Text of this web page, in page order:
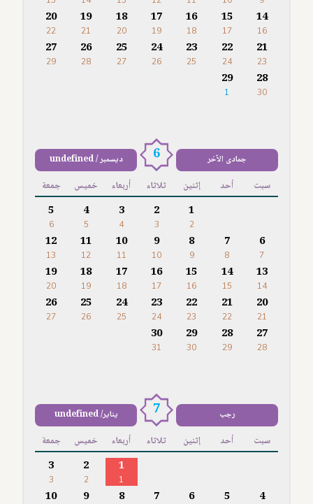
14
16
15
17
16
18
17
19
18
20
19
21
20
22
21
23
22
24
23
25
24
26
25
27
26
28
27
29
28
30
29
1
جمادى الآخر 6 ديسمبر / undefined
سبت أحد إثنين ثلاثاء أربعاء خميس جمعة
1
2
2
3
3
4
4
5
5
6
6
7
7
8
8
9
9
10
10
11
11
12
12
13
13
14
14
15
15
16
16
17
17
18
18
19
19
20
20
21
21
22
22
23
23
24
24
25
25
26
26
27
27
28
28
29
29
30
30
31
رجب 7 يناير/ undefined
سبت أحد إثنين ثلاثاء أربعاء خميس جمعة
1
1
2
2
3
3
4
5
6
7
8
9
10